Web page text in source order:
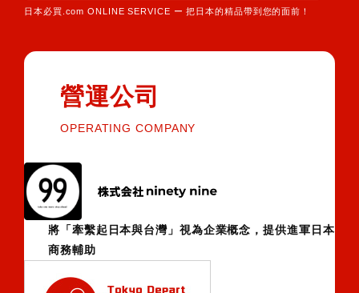
日本必買.com ONLINE SERVICE ー 把日本的精品帶到您的面前！
營運公司
OPERATING COMPANY
將「牽繫起日本與台灣」視為企業概念，提供進軍日本
商務輔助